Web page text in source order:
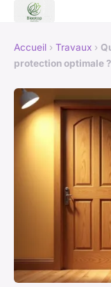
Accueil › Travaux ›
protection optimale ?